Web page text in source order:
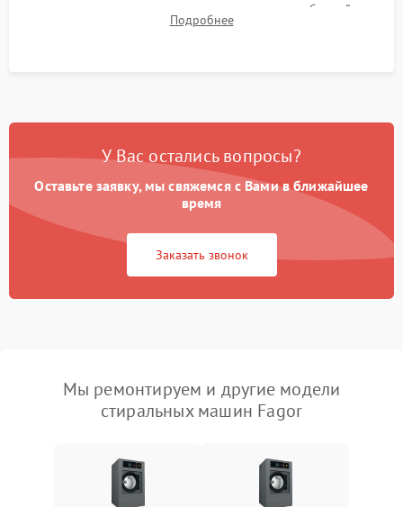
корректности слива, отсутствия излишних вибраций,
посторонних стуков и протечек под корпусом.
Подробнее
У Вас остались вопросы?
Оставьте заявку, мы свяжемся с Вами в ближайшее
время
Заказать звонок
Мы ремонтируем и другие модели
стиральных машин Fagor